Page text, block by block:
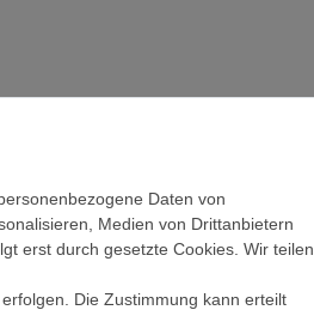
Daten von
Medien von Drittanbietern
erst durch gesetzte Cookies. Wir teilen
Die Zustimmung kann erteilt